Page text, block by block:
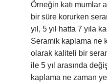
Örneğin katı mumlar
bir süre korurken
yıl, 5 yıl hatta 7 yıla
Seramik kaplama ne
olarak kaliteli bir
ile 5 yıl arasında
kaplama ne zaman